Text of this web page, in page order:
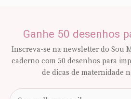
Ganhe 50 desenhos
Inscreva-se na newsletter do Sou
caderno com 50 desenhos para
de dicas de maternidade